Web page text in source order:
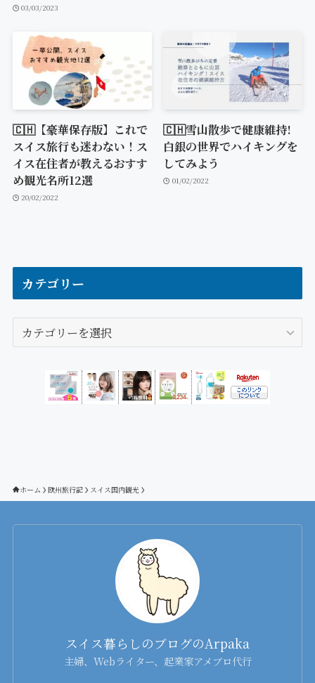
03/03/2023
🇨🇭【豪華保存版】これで
スイス旅行も迷わない！ス
イス在住者が教えるおすす
め観光名所12選
20/02/2022
🇨🇭雪山散歩で健康維持!
白銀の世界でハイキングを
してみよう
01/02/2022
カテゴリー
テ
ホーム 欧州旅行記 スイス国内観光
スイス暮らしのブログのArpaka
主婦、Webライター、起業家アメブロ代行